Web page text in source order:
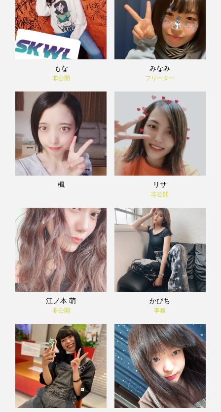
もな
非公開
みなみ
フリーター
楓 リサ
非公開
江ノ本 萌
非公開
かびち
事務